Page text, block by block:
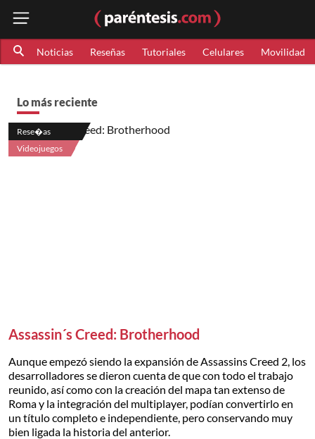
Noticias Reseñas Tutoriales Celulares Movilidad
Lo más reciente
Rese�as
Videojuegos
Assassin´s Creed: Brotherhood
Aunque empezó siendo la expansión de Assassins Creed 2, los
desarrolladores se dieron cuenta de que con todo el trabajo
reunido, así como con la creación del mapa tan extenso de
Roma y la integración del multiplayer, podían convertirlo en
un título completo e independiente, pero conservando muy
bien ligada la historia del anterior.